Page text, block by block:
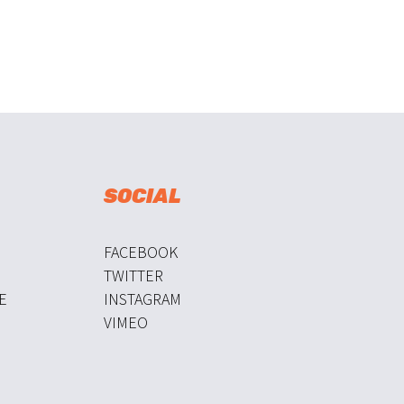
SOCIAL
FACEBOOK
TWITTER
INSTAGRAM
VIMEO